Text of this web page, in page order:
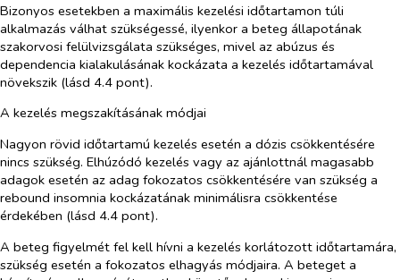
Bizonyos esetekben a maximális kezelési időtartamon túli
alkalmazás válhat szükségessé, ilyenkor a beteg állapotának
szakorvosi felülvizsgálata szükséges, mivel az abúzus és
dependencia kialakulásának kockázata a kezelés időtartamával
növekszik (lásd 4.4 pont).
A kezelés megszakításának módjai
Nagyon rövid időtartamú kezelés esetén a dózis csökkentésére
nincs szükség. Elhúzódó kezelés vagy az ajánlottnál magasabb
adagok esetén az adag fokozatos csökkentésére van szükség a
rebound insomnia kockázatának minimálisra csökkentése
érdekében (lásd 4.4 pont).
A beteg figyelmét fel kell hívni a kezelés korlátozott időtartamára,
szükség esetén a fokozatos elhagyás módjaira. A beteget a